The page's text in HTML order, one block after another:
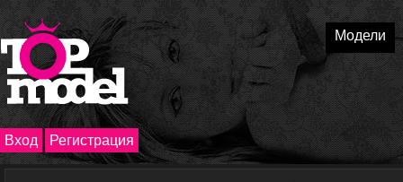
Модели
Вход Регистрация